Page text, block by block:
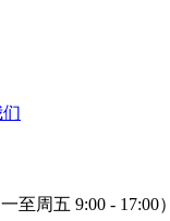
至周五 9:00 - 17:00）